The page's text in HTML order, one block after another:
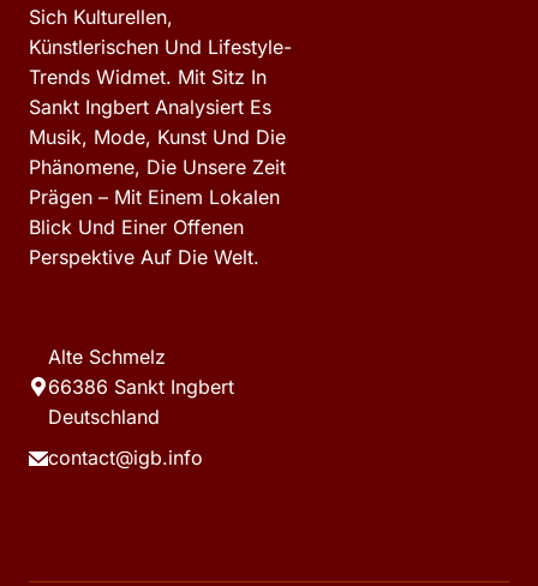
Sich Kulturellen,
Künstlerischen Und Lifestyle-
Trends Widmet. Mit Sitz In
Sankt Ingbert Analysiert Es
Musik, Mode, Kunst Und Die
Phänomene, Die Unsere Zeit
Prägen – Mit Einem Lokalen
Blick Und Einer Offenen
Perspektive Auf Die Welt.
Alte Schmelz
66386 Sankt Ingbert
Deutschland
contact@igb.info